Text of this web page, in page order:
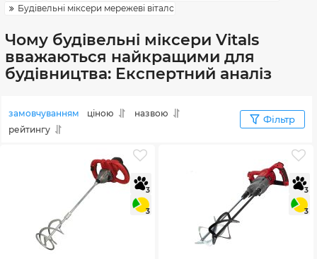
Будівельні міксери мережеві віталс
Чому будівельні міксери Vitals
вважаються найкращими для
будівництва: Експертний аналіз
замовчуванням ціною
назвою
рейтингу
Фільтр
3
3
3
3